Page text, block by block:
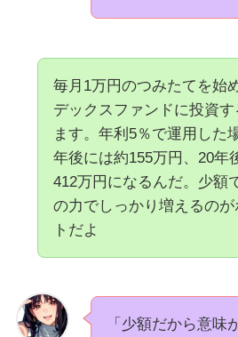
毎月1万円のつみたてを始
デックスファンドに投資す
ます。年利5％で運用した
年後には約155万円、20年
412万円になるんだ。少額
の力でしっかり増えるのが
トだよ
「少額だから意味